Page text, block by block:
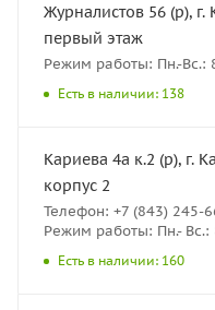
Журналистов 56 (р), г.
первый этаж
Режим работы: Пн.-Вс.:
Есть в наличии: 138
Кариева 4а к.2 (р), г.
корпус 2
Телефон: +7 (843) 245-
Режим работы: Пн.- Вс.:
Есть в наличии: 160